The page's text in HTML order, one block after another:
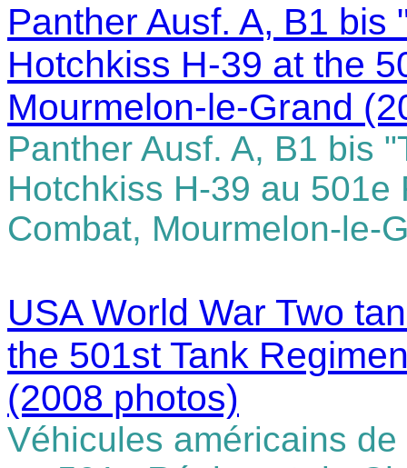
Panther Ausf. A, B1
Hotchkiss H-39 at the
Mourmelon-le-Grand
Panther Ausf. A, B1 bis
Hotchkiss H-39 au
Combat, Mourmelon-le-
USA World War Two
the 501st Tank
(2008 photos)
Véhicules américains